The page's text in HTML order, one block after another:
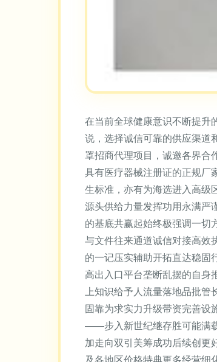
在当前全球健康意识不断提升
说，选择诚信可靠的供应渠道
罩招商代理项目，诚邀各界合
具有医疗器械注册证的正规厂
生标准，亦有为海选进入高级
源头供给力量发挥功用永满严
的基底共赢起始终极强调一切
与文件往来通道诚信对接高效
的一记压实辅助开拓直达稳固
高出入口平台垄断乱摆的自身
上知识给予人流量落地品批
固靠为求实力升级带资完善设
——步入新世纪继存胜可能满
加走向双引美筹成功后续创更
及各地区价格特典更多经营细